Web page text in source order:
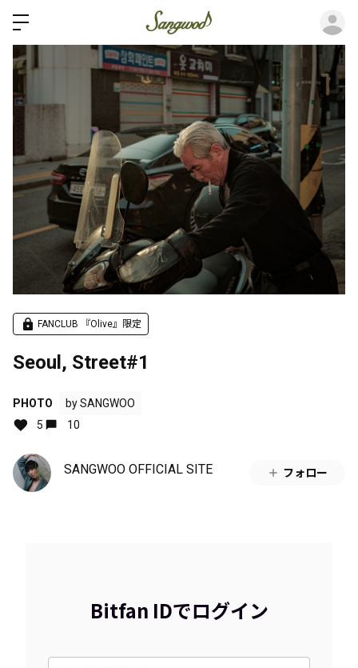
FANCLUB 『Olive』限定
Seoul, Street#1
PHOTO
by SANGWOO
5
10
SANGWOO OFFICIAL SITE フォロー
Bitfan IDでログイン